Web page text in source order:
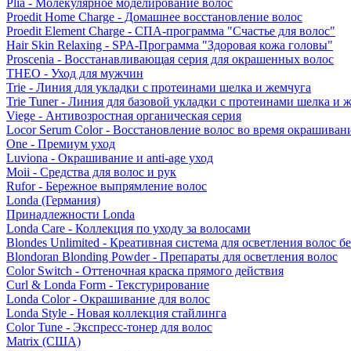
Plia - Молекулярное моделирование волос
Proedit Home Charge - Домашнее восстановление волос
Proedit Element Charge - СПА-программа "Счастье для волос"
Hair Skin Relaxing - SPA-Программа "Здоровая кожа головы"
Proscenia - Восстанавливающая серия для окрашенных волос
THEO - Уход для мужчин
Trie - Линия для укладки с протеинами шелка и жемчуга
Trie Tuner - Линия для базовой укладки с протеинами шелка и
Viege - Антивозростная органическая серия
Locor Serum Color - Восстановление волос во время
One - Премиум уход
Luviona - Окрашивание и anti-age уход
Moii - Средства для волос и рук
Rufor - Бережное выпрямление волос
Londa (Германия)
Принадлежности Londa
Londa Care - Коллекция по уходу за волосами
Blondes Unlimited - Креативная система для осветления волос
Blondoran Blonding Powder - Препараты для осветления волос
Color Switch - Оттеночная краска прямого действия
Curl & Londa Form - Текстурирование
Londa Color - Окрашивание для волос
Londa Style - Новая коллекция стайлинга
Color Tune - Экспресс-тонер для волос
Matrix (США)